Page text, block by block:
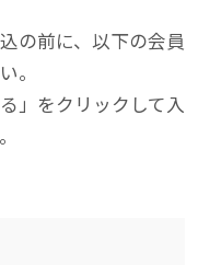
の前に、以下の会員
。
」をクリックして入